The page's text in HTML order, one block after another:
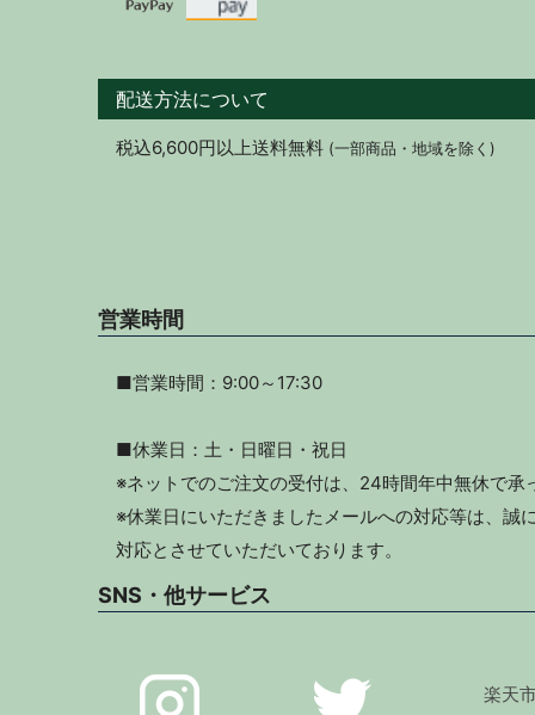
配送方法について
税込6,600円以上送料無料 (一部商品・地域を除く)
営業時間
■営業時間：9:00～17:30
■休業日：土・日曜日・祝日
※ネットでのご注文の受付は、24時間年中無休で承
※休業日にいただきましたメールへの対応等は、誠
対応とさせていただいております。
SNS・他サービス
楽天